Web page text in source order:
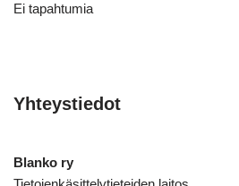
Ei tapahtumia
Yhteystiedot
Blanko ry